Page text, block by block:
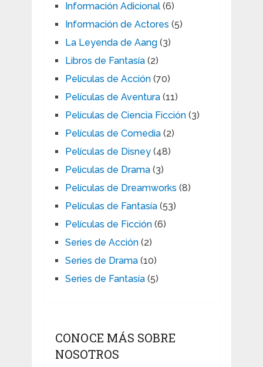
Información Adicional(6)
Información de Actores (5)
La Leyenda de Aang(3)
Libros de Fantasía(2)
Películas de Acción(70)
Películas de Aventura(11)
Películas de Ciencia Ficción(3)
Películas de Comedia(2)
Películas de Disney(48)
Peliculas de Drama(3)
Películas de Dreamworks (8)
Películas de Fantasía(53)
Películas de Ficción(6)
Series de Acción(2)
Series de Drama(10)
Series de Fantasía(5)
CONOCE MÁS SOBRE
NOSOTROS